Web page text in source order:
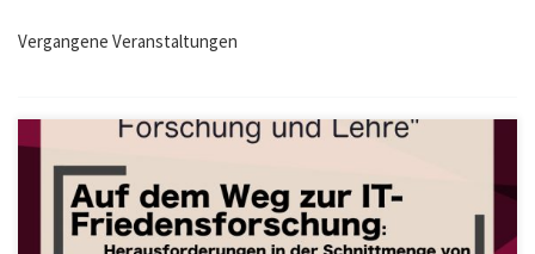
Vergangene Veranstaltungen
Der nächste Vortrag der Veranstaltungsreihe “Verantwortung in
Forschung und Lehre” widmet sich dem spannenden
Themenbereich von Friedensforschung in der IT und den